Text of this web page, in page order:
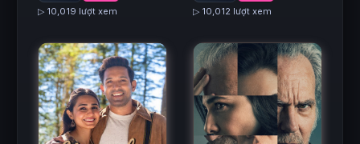
▷ 10,019 lượt xem ▷ 10,012 lượt xem